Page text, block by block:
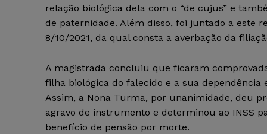
relação biológica dela com o “de cujus” e
de paternidade. Além disso, foi juntado a este
8/10/2021, da qual consta a averbação da
A magistrada concluiu que ficaram
filha biológica do falecido e a sua dependência
Assim, a Nona Turma, por unanimidade, deu
agravo de instrumento e determinou ao INSS
benefício de pensão por morte.